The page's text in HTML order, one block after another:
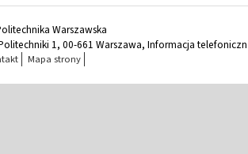
Warszawska
1, 00-661 Warszawa, Informacja
Mapa strony